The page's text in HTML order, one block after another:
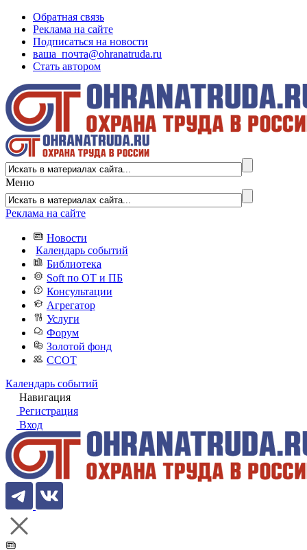
Обратная связь
Реклама на сайте
Подписаться на новости
ваша_почта@ohranatruda.ru
Стать автором
Меню
Реклама на сайте
Новости
Календарь событий
Библиотека
Soft по ОТ и ПБ
Консультации
Агрегатор
Услуги
Форум
Золотой фонд
ССОТ
Календарь событий
Навигация
Регистрация
Вход